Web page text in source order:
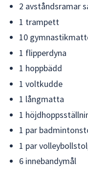
2 avståndsramar
1 trampett
10
1 flipperdyna
1 hoppbädd
1 voltkudde
1 långmatta
1
1 par
1 par
6 innebandymål